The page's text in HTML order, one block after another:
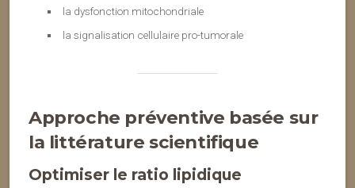
la dysfonction mitochondriale
la signalisation cellulaire pro-tumorale
Approche préventive basée sur
la littérature scientifique
Optimiser le ratio lipidique